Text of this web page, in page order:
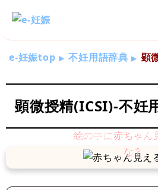
e-妊娠top 不妊用語辞典 顕
顕微授精(ICSI)-不妊